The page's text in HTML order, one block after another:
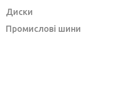
Диски
Промислові шини